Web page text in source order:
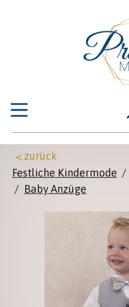
< zurück
Festliche Kindermode /
/ Baby Anzüge
Bildergalerie überspringen